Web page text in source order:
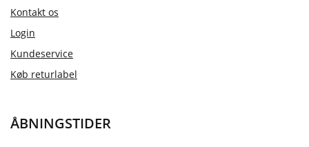
Kontakt os
Login
Kundeservice
Køb returlabel
ÅBNINGSTIDER